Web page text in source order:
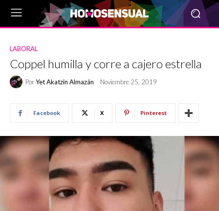
LABORAL
Coppel humilla y corre a cajero estrella
PorYet Akatzin Almazán Noviembre 25, 2019
Facebook X Pinterest